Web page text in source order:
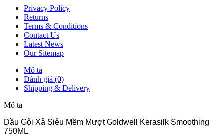
Privacy Policy
Returns
Terms & Conditions
Contact Us
Latest News
Our Sitemap
Mô tả
Đánh giá (0)
Shipping & Delivery
Mô tả
Dầu Gội Xả Siêu Mềm Mượt Goldwell Kerasilk Smoothing
750ML